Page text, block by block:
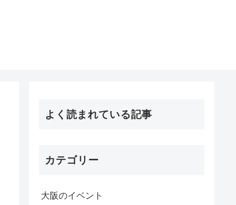
よく読まれている記事
カテゴリー
大阪のイベント